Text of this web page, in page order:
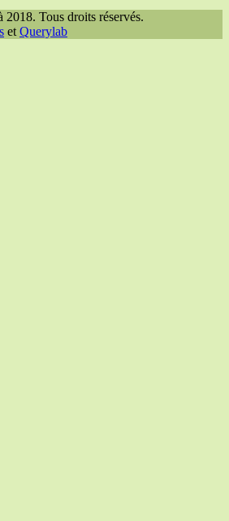
Tous droits réservés.
et Querylab